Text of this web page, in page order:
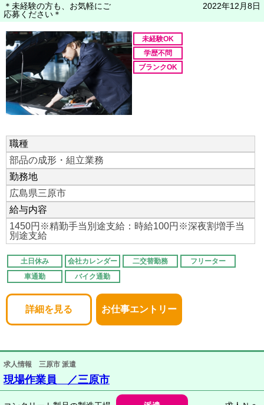
＊未経験の方も、お気軽にご
応募ください＊
2022年12月8日
未経験OK
学歴不問
ブランクOK
職種
部品の成形・組立業務
勤務地
広島県三原市
給与内容
1450円※精勤手当別途支給：時給100円※深夜割増手当
別途支給
土日休み 会社カレンダー 二交替勤務
フリーター
車通勤
バイク通勤
詳細を見る お仕事エントリー
求人情報 三原市 派遣
現場作業員 ／三原市